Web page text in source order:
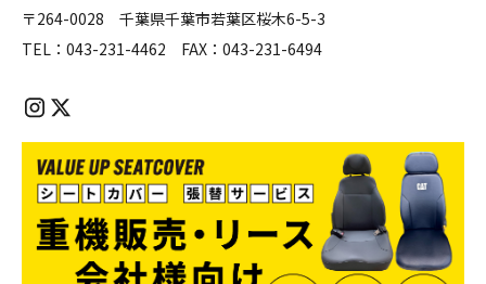
〒264-0028 千葉県千葉市若葉区桜木6-5-3
TEL： 043-231-4462 FAX： 043-231-6494